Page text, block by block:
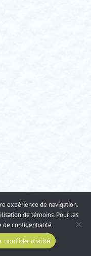
expérience de navigation.
de témoins. Pour les
de confidentialité.
confidentialité